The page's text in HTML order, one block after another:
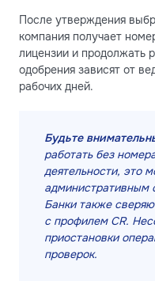
После утверждения
компания получает
лицензии и продолжать
одобрения зависят от
рабочих дней.
Будьте
работать без
деятельности, это
административным
Банки также
с профилем CR.
приостановки
проверок.